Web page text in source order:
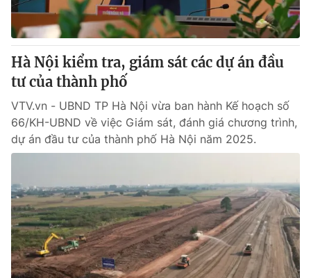
® Cấm sao chép dưới mọi hình thức nếu không có sự chấp
thuận bằng văn bản. Ghi rõ nguồn VTV.vn khi phát hành lại
thông tin từ website này.
Hà Nội kiểm tra, giám sát các dự án đầu
tư của thành phố
VTV.vn - UBND TP Hà Nội vừa ban hành Kế hoạch số
66/KH-UBND về việc Giám sát, đánh giá chương trình,
dự án đầu tư của thành phố Hà Nội năm 2025.